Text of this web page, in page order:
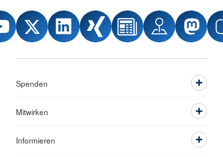
Spenden
Mitwirken
Informieren